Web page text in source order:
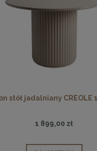
stół jadalniany CREOLE
1 899,00 zł